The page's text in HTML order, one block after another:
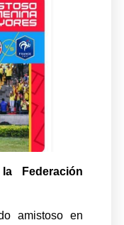
Federación
amistoso en